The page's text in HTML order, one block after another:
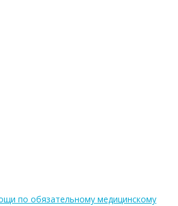
по обязательному медицинскому